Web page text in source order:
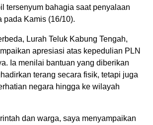
tersenyum bahagia saat penyalaan
pada Kamis (16/10).
Lurah Teluk Kabung Tengah,
apresiasi atas kepedulian PLN
Ia menilai bantuan yang diberikan
terang secara fisik, tetapi juga
negara hingga ke wilayah
dan warga, saya menyampaikan